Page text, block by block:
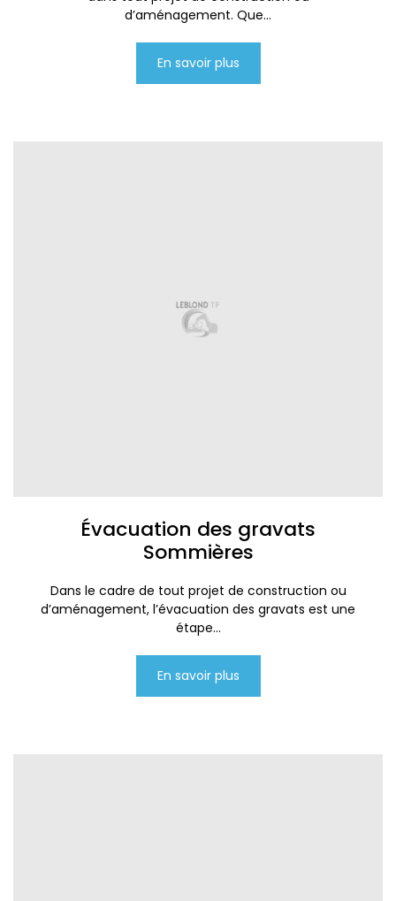
d’aménagement. Que...
En savoir plus
Évacuation des gravats
Sommières
Dans le cadre de tout projet de construction ou
d’aménagement, l’évacuation des gravats est une
étape...
En savoir plus